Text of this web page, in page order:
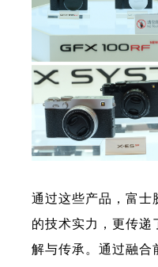
通过这些产品，富士
的技术实力，更传递
解与传承。通过融合